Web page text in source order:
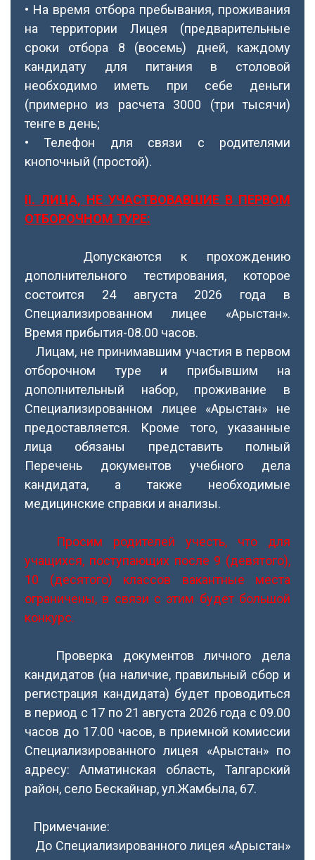
• На время отбора пребывания, проживания
на территории Лицея (предварительные
сроки отбора 8 (восемь) дней, каждому
кандидату для питания в столовой
необходимо иметь при себе деньги
(примерно из расчета 3000 (три тысячи)
тенге в день;
• Телефон для связи с родителями
кнопочный (простой).
ІІ. ЛИЦА, НЕ УЧАСТВОВАВШИЕ В ПЕРВОМ
ОТБОРОЧНОМ ТУРЕ:
Допускаются к прохождению
дополнительного тестирования, которое
состоится 24 августа 2026 года в
Специализированном лицее «Арыстан».
Время прибытия-08.00 часов.
Лицам, не принимавшим участия в первом
отборочном туре и прибывшим на
дополнительный набор, проживание в
Специализированном лицее «Арыстан» не
предоставляется. Кроме того, указанные
лица обязаны представить полный
Перечень документов учебного дела
кандидата, а также необходимые
медицинские справки и анализы.
Просим родителей учесть, что для
учащихся, поступающих после 9 (девятого),
10 (десятого) классов вакантные места
ограничены, в связи с этим будет большой
конкурс.
Проверка документов личного дела
кандидатов (на наличие, правильный сбор и
регистрация кандидата) будет проводиться
в период с 17 по 21 августа 2026 года с 09.00
часов до 17.00 часов, в приемной комиссии
Специализированного лицея «Арыстан» по
адресу: Алматинская область, Талгарский
район, село Бескайнар, ул.Жамбыла, 67.
Примечание:
До Специализированного лицея «Арыстан»